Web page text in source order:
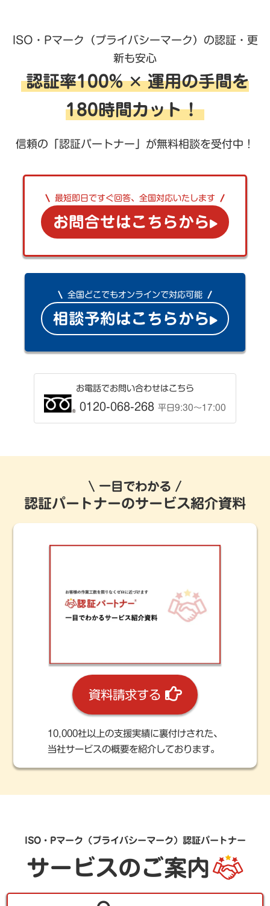
ISO・Pマーク（プライバシーマーク）の認証・更
新も安心
認証率100% ✕ 運用の手間を
180時間カット！
信頼の「認証パートナー」が無料相談を受付中！
最短即日ですぐ回答、全国対応いたします
お問合せはこちらから
全国どこでもオンラインで対応可能
相談予約はこちらから
お電話でお問い合わせはこちら
0120-068-268 平日9:30〜17:00
一目でわかる
認証パートナーのサービス紹介資料
資料請求する
10,000社以上の支援実績に裏付けされた、
当社サービスの概要を紹介しております。
ISO・Pマーク（プライバシーマーク）認証パートナー
サービスのご案内